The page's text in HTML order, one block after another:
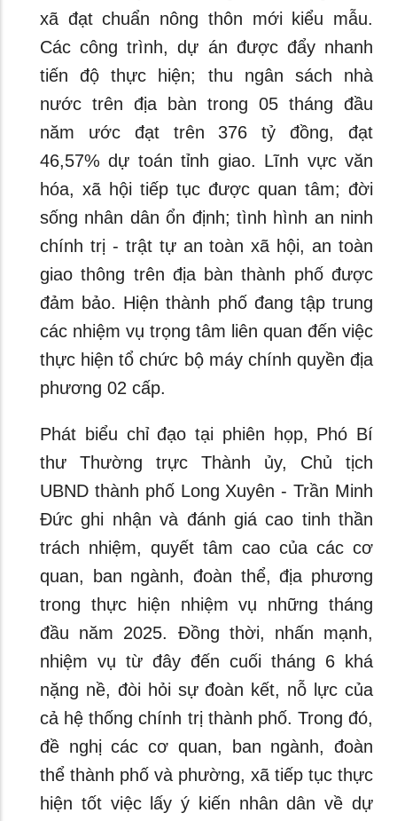
xã đạt chuẩn nông thôn mới kiểu mẫu.
Các công trình, dự án được đẩy nhanh
tiến độ thực hiện; thu ngân sách nhà
nước trên địa bàn trong 05 tháng đầu
năm ước đạt trên 376 tỷ đồng, đạt
46,57% dự toán tỉnh giao. Lĩnh vực văn
hóa, xã hội tiếp tục được quan tâm; đời
sống nhân dân ổn định; tình hình an ninh
chính trị - trật tự an toàn xã hội, an toàn
giao thông trên địa bàn thành phố được
đảm bảo. Hiện thành phố đang tập trung
các nhiệm vụ trọng tâm liên quan đến việc
thực hiện tổ chức bộ máy chính quyền địa
phương 02 cấp.
Phát biểu chỉ đạo tại phiên họp, Phó Bí
thư Thường trực Thành ủy, Chủ tịch
UBND thành phố Long Xuyên - Trần Minh
Đức ghi nhận và đánh giá cao tinh thần
trách nhiệm, quyết tâm cao của các cơ
quan, ban ngành, đoàn thể, địa phương
trong thực hiện nhiệm vụ những tháng
đầu năm 2025. Đồng thời, nhấn mạnh,
nhiệm vụ từ đây đến cuối tháng 6 khá
nặng nề, đòi hỏi sự đoàn kết, nỗ lực của
cả hệ thống chính trị thành phố. Trong đó,
đề nghị các cơ quan, ban ngành, đoàn
thể thành phố và phường, xã tiếp tục thực
hiện tốt việc lấy ý kiến nhân dân về dự